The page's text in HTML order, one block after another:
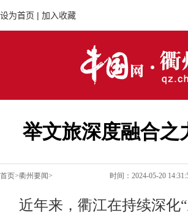
举文旅深度融合之
时间： 2024-05-20
首页>衢州要闻>
近年来，衢江在持续深化